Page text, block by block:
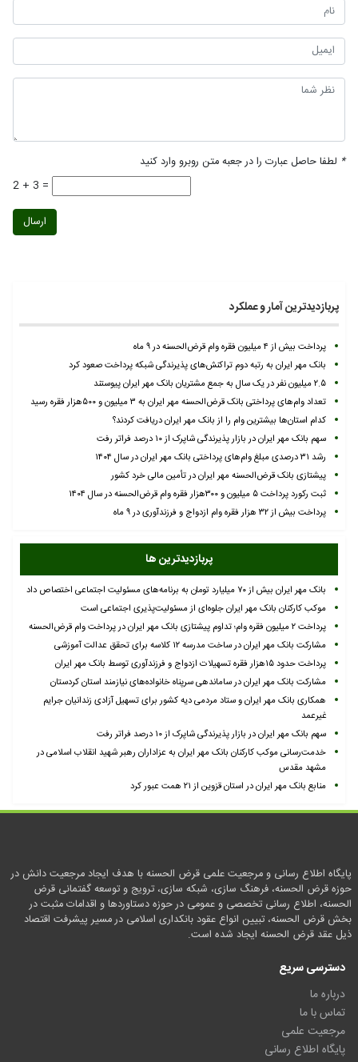
* لطفا حاصل عبارت را در جعبه متن روبرو وارد کنید
2 + 3 =
ارسال
پربازدیدترین آمار و عملکرد
پرداخت بیش از ۴ میلیون فقره وام قرض‌الحسنه در ۹ ماه
بانک مهر ایران به رتبه دوم تراکنش‌های پذیرندگی شبکه پرداخت صعود کرد
۲.۵ میلیون نفر در یک سال به جمع مشتریان بانک مهر ایران پیوستند
تعداد وام‌های پرداختی بانک قرض‌الحسنه مهر ایران به ۳ میلیون و ۵۰۰هزار فقره رسید
کدام استان‌ها بیشترین وام را از بانک مهر ایران دریافت کردند؟
سهم بانک مهر ایران در بازار پذیرندگی شاپرک از ۱۰ درصد فراتر رفت
رشد ۳۱ درصدی مبلغ وام‌های پرداختی بانک مهر ایران در سال ۱۴۰۴
پیشتازی بانک قرض‌الحسنه مهر ایران در تأمین مالی خرد کشور
ثبت رکورد پرداخت ۵ میلیون و ۳۰۰هزار فقره وام قرض‌الحسنه در سال ۱۴۰۴
پرداخت بیش از ۳۲ هزار فقره وام ازدواج و فرزندآوری در ۹ ماه
پربازدیدترین ها
بانک مهر ایران بیش از ۷۰ میلیارد تومان به برنامه‌های مسئولیت اجتماعی اختصاص داد
موکب کارکنان بانک مهر ایران جلوه‌ای از مسئولیت‌پذیری اجتماعی است
پرداخت ۲ میلیون فقره وام؛ تداوم پیشتازی بانک مهر ایران در پرداخت وام قرض‌الحسنه
مشارکت بانک مهر ایران در ساخت مدرسه ۱۲ کلاسه برای تحقق عدالت آموزشی
پرداخت حدود ۱۵هزار فقره تسهیلات ازدواج و فرزندآوری توسط بانک مهر ایران
مشارکت بانک مهر ایران در ساماندهی سرپناه خانواده‌های نیازمند استان کردستان
همکاری بانک مهر ایران و ستاد مردمی دیه کشور برای تسهیل آزادی زندانیان جرایم
غیرعمد
سهم بانک مهر ایران در بازار پذیرندگی شاپرک از ۱۰ درصد فراتر رفت
خدمت‌رسانی موکب کارکنان بانک مهر ایران به عزاداران رهبر شهید انقلاب اسلامی در
مشهد مقدس
منابع بانک مهر ایران در استان قزوین از ۲۱ همت عبور کرد
پایگاه اطلاع رسانی و مرجعیت علمی قرض الحسنه با هدف ایجاد مرجعیت دانش در
حوزه قرض الحسنه، فرهنگ سازی، شبکه سازی، ترویج و توسعه گفتمانی قرض
الحسنه، اطلاع رسانی تخصصی و عمومی در حوزه دستاوردها و اقدامات مثبت در
بخش قرض الحسنه، تبیین انواع عقود بانکداری اسلامی در مسیر پیشرفت اقتصاد
ذیل عقد قرض الحسنه ایجاد شده است.
دسترسی سریع
درباره ما
تماس با ما
مرجعیت علمی
پایگاه اطلاع رسانی